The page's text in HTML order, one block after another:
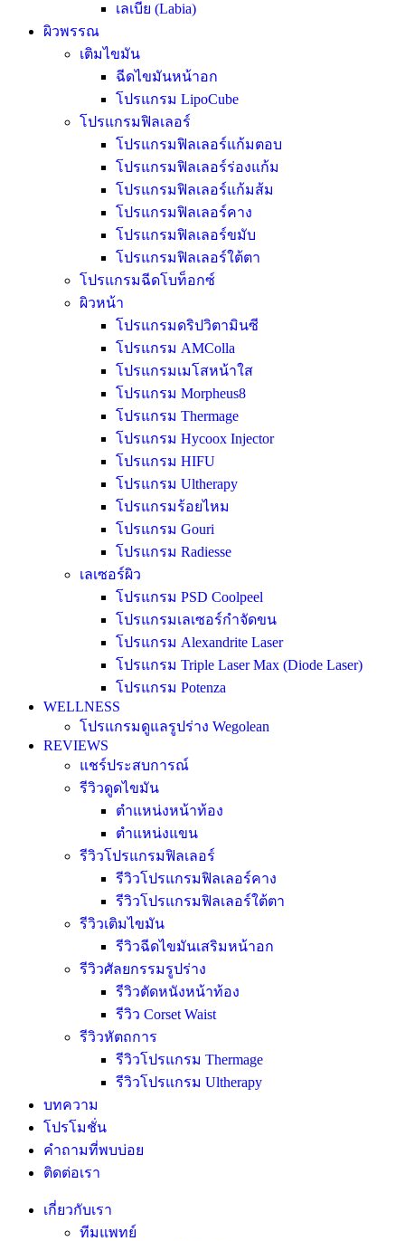
เลเบีย (Labia)
ผิวพรรณ
เติมไขมัน
ฉีดไขมันหน้าอก
โปรแกรม LipoCube
โปรแกรมฟิลเลอร์
โปรแกรมฟิลเลอร์แก้มตอบ
โปรแกรมฟิลเลอร์ร่องแก้ม
โปรแกรมฟิลเลอร์แก้มส้ม
โปรแกรมฟิลเลอร์คาง
โปรแกรมฟิลเลอร์ขมับ
โปรแกรมฟิลเลอร์ใต้ตา
โปรแกรมฉีดโบท็อกซ์
ผิวหน้า
โปรแกรมดริปวิตามินซี
โปรแกรม AMColla
โปรแกรมเมโสหน้าใส
โปรแกรม Morpheus8
โปรแกรม Thermage
โปรแกรม Hycoox Injector
โปรแกรม HIFU
โปรแกรม Ultherapy
โปรแกรมร้อยไหม
โปรแกรม Gouri
โปรแกรม Radiesse
เลเซอร์ผิว
โปรแกรม PSD Coolpeel
โปรแกรมเลเซอร์กำจัดขน
โปรแกรม Alexandrite Laser
โปรแกรม Triple Laser Max (Diode Laser)
โปรแกรม Potenza
WELLNESS
โปรแกรมดูแลรูปร่าง Wegolean
REVIEWS
แชร์ประสบการณ์
รีวิวดูดไขมัน
ตำแหน่งหน้าท้อง
ตำแหน่งแขน
รีวิวโปรแกรมฟิลเลอร์
รีวิวโปรแกรมฟิลเลอร์คาง
รีวิวโปรแกรมฟิลเลอร์ใต้ตา
รีวิวเติมไขมัน
รีวิวฉีดไขมันเสริมหน้าอก
รีวิวศัลยกรรมรูปร่าง
รีวิวตัดหนังหน้าท้อง
รีวิว Corset Waist
รีวิวหัตถการ
รีวิวโปรแกรม Thermage
รีวิวโปรแกรม Ultherapy
บทความ
โปรโมชั่น
คำถามที่พบบ่อย
ติดต่อเรา
เกี่ยวกับเรา
ทีมแพทย์